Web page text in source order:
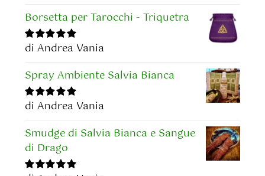
Borsetta per Tarocchi - Triquetra
Valutato5su
di Andrea Vania
Spray Ambiente Salvia Bianca
Valutato5su
di Andrea Vania
Smudge di Salvia Bianca e Sangue
di Drago